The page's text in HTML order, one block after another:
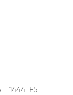
- 1444-F5 -